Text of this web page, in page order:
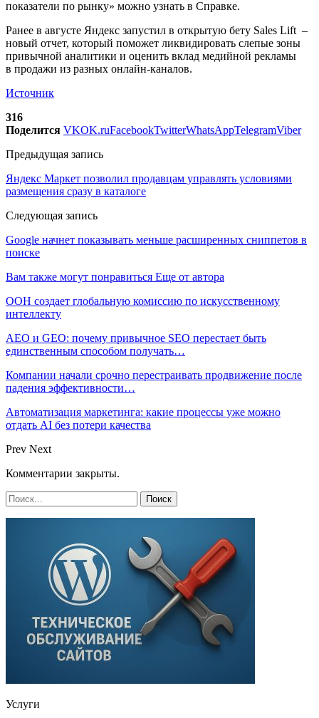
показатели по рынку» можно узнать в Справке.
Ранее в августе Яндекс запустил в открытую бету Sales Lift –
новый отчет, который поможет ликвидировать слепые зоны
привычной аналитики и оценить вклад медийной рекламы
в продажи из разных онлайн-каналов.
Источник
316
Поделится VKOK.ruFacebookTwitterWhatsAppTelegramViber
Предыдущая запись
Яндекс Маркет позволил продавцам управлять условиями
размещения сразу в каталоге
Следующая запись
Google начнет показывать меньше расширенных сниппетов в
поиске
Вам также могут понравиться Еще от автора
ООН создает глобальную комиссию по искусственному
интеллекту
AEO и GEO: почему привычное SEO перестает быть
единственным способом получать…
Компании начали срочно перестраивать продвижение после
падения эффективности…
Автоматизация маркетинга: какие процессы уже можно
отдать AI без потери качества
Prev Next
Комментарии закрыты.
Услуги